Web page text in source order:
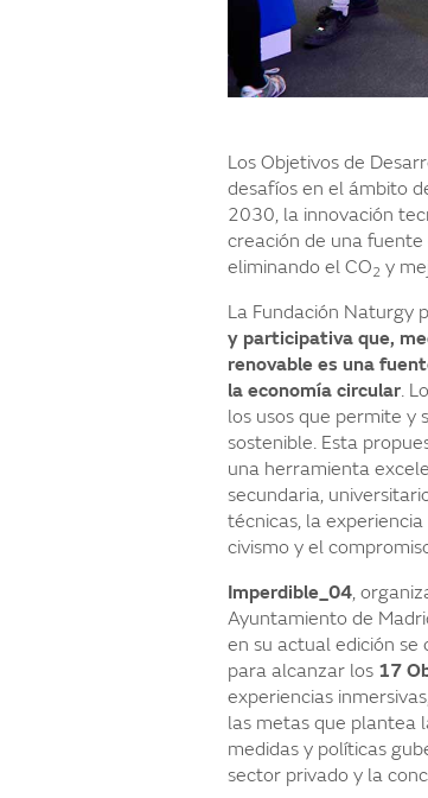
Los Objetivos de
desafíos en el ámbito
2030, la innovación
creación de una
eliminando el CO2 y
La Fundación Naturgy
y participativa que,
renovable es una
la economía circular.
los usos que permite y
sostenible. Esta
una herramienta
secundaria,
técnicas, la
civismo y el
Imperdible_04,
Ayuntamiento de
en su actual edición
para alcanzar los 17
experiencias
las metas que plantea
medidas y políticas
sector privado y la